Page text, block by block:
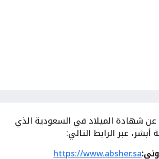
عن شهادة الميلاد في السعودية الذي
عبر الرابط التالي:
https://www.absher.sa